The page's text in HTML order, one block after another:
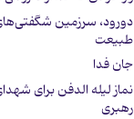
دورود، سرزمین
طبیعت
جان فدا
نماز لیله الدفن برای
رهبری